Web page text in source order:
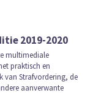
2019-2020
multimediale
praktisch en
van Strafvordering, de
aanverwante